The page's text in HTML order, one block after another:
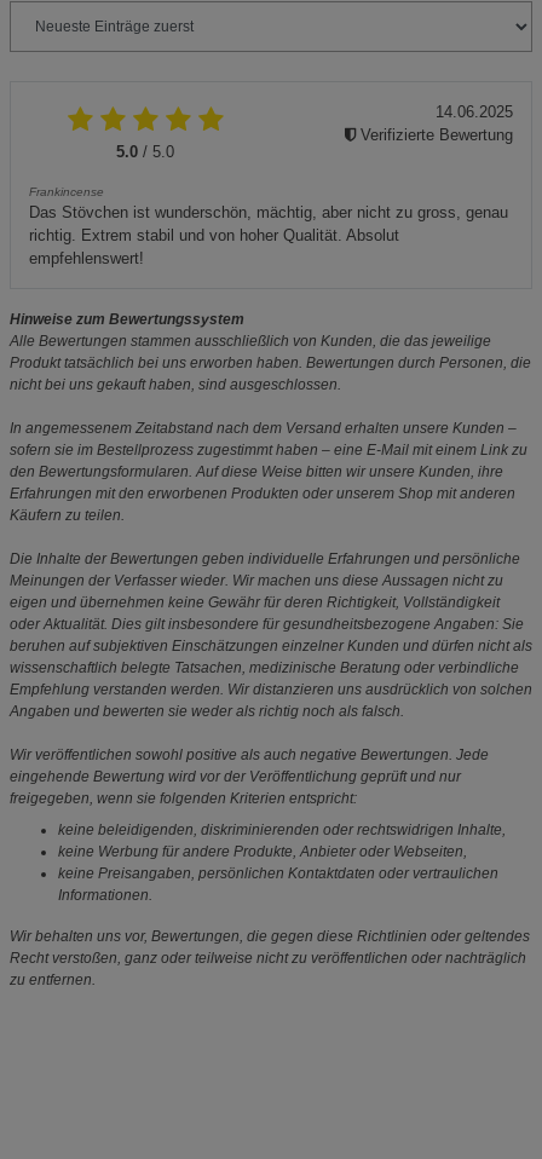
5.0 / 5.0
Frankincense
Das Stövchen ist wunderschön, mächtig, aber nicht zu gross, genau
richtig. Extrem stabil und von hoher Qualität. Absolut
empfehlenswert!
14.06.2025
Verifizierte Bewertung
Hinweise zum Bewertungssystem
Alle Bewertungen stammen ausschließlich von Kunden, die das jeweilige
Produkt tatsächlich bei uns erworben haben. Bewertungen durch Personen, die
nicht bei uns gekauft haben, sind ausgeschlossen.
In angemessenem Zeitabstand nach dem Versand erhalten unsere Kunden –
sofern sie im Bestellprozess zugestimmt haben – eine E-Mail mit einem Link zu
den Bewertungsformularen. Auf diese Weise bitten wir unsere Kunden, ihre
Erfahrungen mit den erworbenen Produkten oder unserem Shop mit anderen
Käufern zu teilen.
Die Inhalte der Bewertungen geben individuelle Erfahrungen und persönliche
Meinungen der Verfasser wieder. Wir machen uns diese Aussagen nicht zu
eigen und übernehmen keine Gewähr für deren Richtigkeit, Vollständigkeit
oder Aktualität. Dies gilt insbesondere für gesundheitsbezogene Angaben: Sie
beruhen auf subjektiven Einschätzungen einzelner Kunden und dürfen nicht als
wissenschaftlich belegte Tatsachen, medizinische Beratung oder verbindliche
Empfehlung verstanden werden. Wir distanzieren uns ausdrücklich von solchen
Angaben und bewerten sie weder als richtig noch als falsch.
Wir veröffentlichen sowohl positive als auch negative Bewertungen. Jede
eingehende Bewertung wird vor der Veröffentlichung geprüft und nur
freigegeben, wenn sie folgenden Kriterien entspricht:
keine beleidigenden, diskriminierenden oder rechtswidrigen Inhalte,
keine Werbung für andere Produkte, Anbieter oder Webseiten,
keine Preisangaben, persönlichen Kontaktdaten oder vertraulichen
Informationen.
Wir behalten uns vor, Bewertungen, die gegen diese Richtlinien oder geltendes
Recht verstoßen, ganz oder teilweise nicht zu veröffentlichen oder nachträglich
zu entfernen.